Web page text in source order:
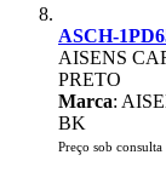
ASCH-
AISENS
PRETO
Marca:
BK
Preço sob consulta